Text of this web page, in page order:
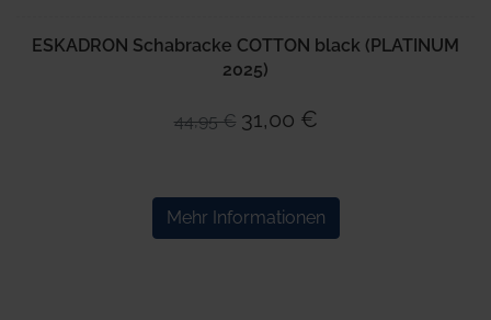
ESKADRON Schabracke COTTON black (PLATINUM
2025)
44,95 € 31,00 €
Mehr Informationen